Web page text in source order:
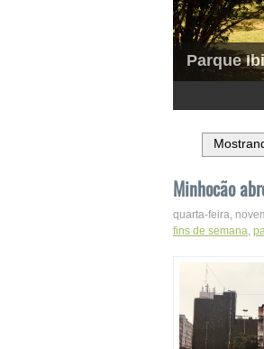
Parque
Minhocão
quarta-feira,
fins de semana